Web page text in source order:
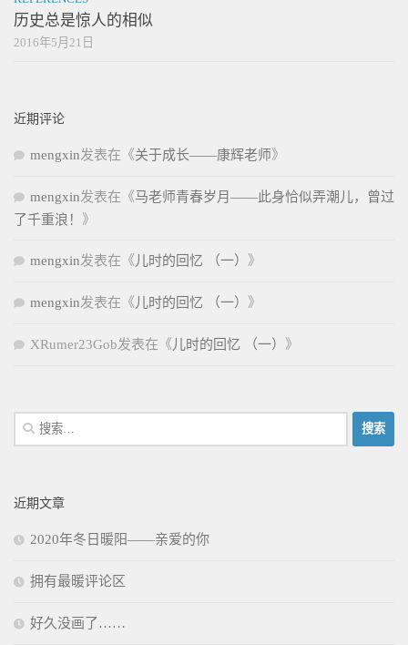
历史总是惊人的相似
2016年5月21日
近期评论
mengxin发表在《关于成长——康辉老师》
mengxin发表在《马老师青春岁月——此身恰似弄潮儿，曾过
了千重浪！ 》
mengxin发表在《 儿时的回忆 （一） 》
mengxin发表在《 儿时的回忆 （一） 》
XRumer23Gob发表在《 儿时的回忆 （一） 》
搜
索：
近期文章
2020年冬日暖阳——亲爱的你
拥有最暖评论区
好久没画了……